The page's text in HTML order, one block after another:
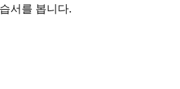
서를 봅니다.